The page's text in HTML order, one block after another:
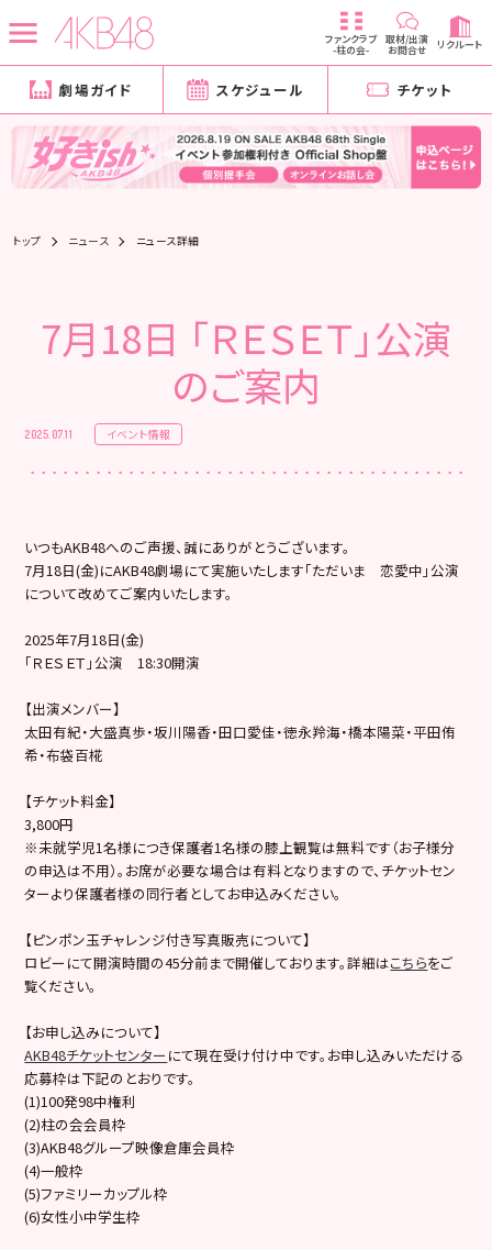
ファンクラブ
-柱の会-
取材/出演
お問合せ リクルート
劇場ガイド スケジュール チケット
トップ ニュース ニュース詳細
7月18日 「ＲＥＳＥＴ」公演
のご案内
2025.07.11 イベント情報
いつもAKB48へのご声援、誠にありがとうございます。
7月18日(金)にAKB48劇場にて実施いたします「ただいま 恋愛中」公演
について改めてご案内いたします。
2025年7月18日(金)
「ＲＥＳＥＴ」公演 18:30開演
【出演メンバー】
太田有紀・大盛真歩・坂川陽香・田口愛佳・徳永羚海・橋本陽菜・平田侑
希・布袋百椛
【チケット料金】
3,800円
※未就学児1名様につき保護者1名様の膝上観覧は無料です（お子様分
の申込は不用）。お席が必要な場合は有料となりますので、チケットセン
ターより保護者様の同行者としてお申込みください。
【ピンポン玉チャレンジ付き写真販売について】
ロビーにて開演時間の45分前まで開催しております。詳細はこちらをご
覧ください。
【お申し込みについて】
AKB48チケットセンター にて現在受け付け中です。お申し込みいただける
応募枠は下記のとおりです。
(1)100発98中権利
(2)柱の会会員枠
(3)AKB48グループ映像倉庫会員枠
(4)一般枠
(5)ファミリーカップル枠
(6)女性小中学生枠